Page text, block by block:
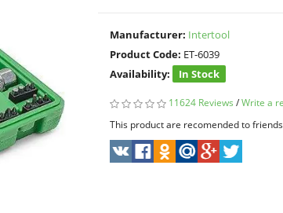
Manufacturer: Intertool
Product Code: ET-6039
Availability:
In Stock
11624 Reviews /Write a
This product are recomended to